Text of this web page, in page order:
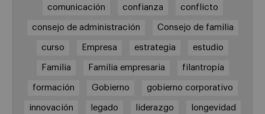
comunicación confianza conflicto
consejo de administración Consejo de familia
curso Empresa estrategia estudio
Familia Familia empresaria filantropía
formación Gobierno gobierno corporativo
innovación legado liderazgo longevidad